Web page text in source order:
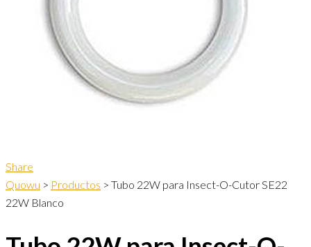
Share
Quowu > Productos > Tubo 22W para Insect-O-Cutor SE22
22W Blanco